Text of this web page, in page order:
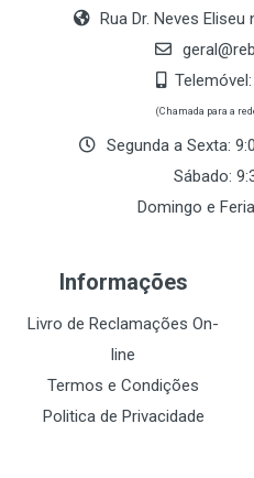
Rua Dr. Neves
Telemóvel:
(Chamada para a
Segunda a Sexta:
Sábado:
Domingo e
Informações
Livro de Reclamações On-
line
Termos e Condições
Politica de Privacidade